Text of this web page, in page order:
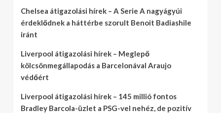
Chelsea átigazolási hírek – A Serie A nagyágyúi
érdeklődnek a háttérbe szorult Benoit Badiashile
iránt
Liverpool átigazolási hírek – Meglepő
kölcsönmegállapodás a Barcelonával Araujo
védőért
Liverpool átigazolási hírek – 145 millió fontos
Bradley Barcola-üzlet a PSG-vel nehéz, de pozitív